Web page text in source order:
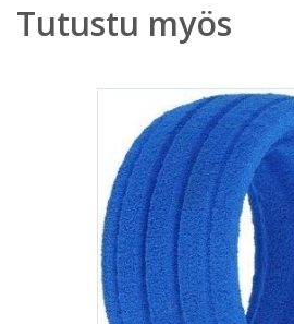
Tutustu myös